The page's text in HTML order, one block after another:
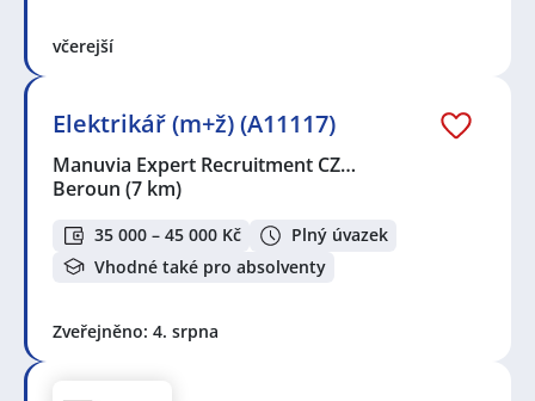
včerejší
Elektrikář (m+ž) (A11117)
Manuvia Expert Recruitment CZ…
Beroun (7 km)
35 000 – 45 000 Kč
Plný úvazek
Vhodné také pro absolventy
Zveřejněno: 4. srpna